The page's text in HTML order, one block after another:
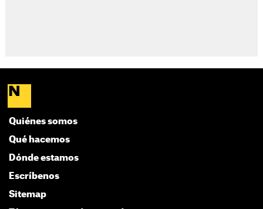
Quiénes somos
Qué hacemos
Dónde estamos
Escríbenos
Sitemap